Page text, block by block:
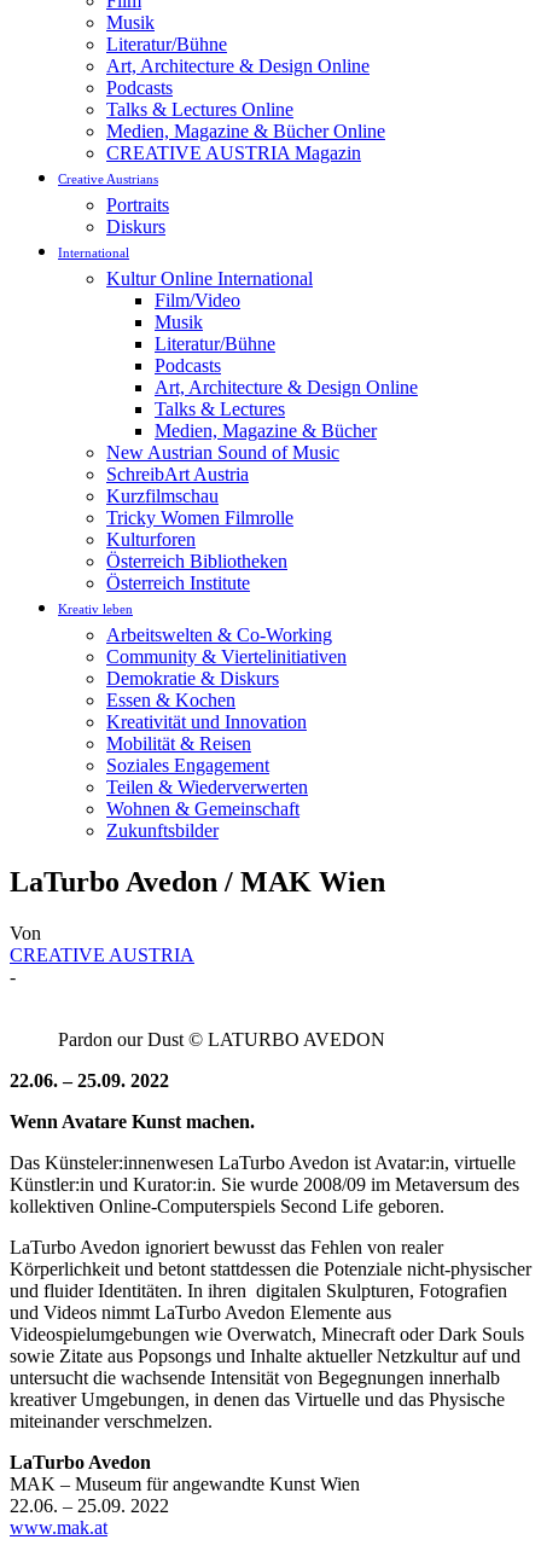
Musik
Literatur/Bühne
Art, Architecture & Design Online
Podcasts
Talks & Lectures Online
Medien, Magazine & Bücher Online
CREATIVE AUSTRIA Magazin
Creative Austrians
Portraits
Diskurs
International
Kultur Online International
Film/Video
Musik
Literatur/Bühne
Podcasts
Art, Architecture & Design Online
Talks & Lectures
Medien, Magazine & Bücher
New Austrian Sound of Music
SchreibArt Austria
Kurzfilmschau
Tricky Women Filmrolle
Kulturforen
Österreich Bibliotheken
Österreich Institute
Kreativ leben
Arbeitswelten & Co-Working
Community & Viertelinitiativen
Demokratie & Diskurs
Essen & Kochen
Kreativität und Innovation
Mobilität & Reisen
Soziales Engagement
Teilen & Wiederverwerten
Wohnen & Gemeinschaft
Zukunftsbilder
LaTurbo Avedon / MAK Wien
Von
CREATIVE AUSTRIA
-
Pardon our Dust © LATURBO AVEDON
22.06. – 25.09. 2022
Wenn Avatare Kunst machen.
Das Künsteler:innenwesen LaTurbo Avedon ist Avatar:in, virtuelle
Künstler:in und Kurator:in. Sie wurde 2008/09 im Metaversum des
kollektiven Online-Computerspiels Second Life geboren.
LaTurbo Avedon ignoriert bewusst das Fehlen von realer
Körperlichkeit und betont stattdessen die Potenziale nicht-physischer
und fluider Identitäten. In ihren digitalen Skulpturen, Fotografien
und Videos nimmt LaTurbo Avedon Elemente aus
Videospielumgebungen wie Overwatch, Minecraft oder Dark Souls
sowie Zitate aus Popsongs und Inhalte aktueller Netzkultur auf und
untersucht die wachsende Intensität von Begegnungen innerhalb
kreativer Umgebungen, in denen das Virtuelle und das Physische
miteinander verschmelzen.
LaTurbo Avedon
MAK – Museum für angewandte Kunst Wien
22.06. – 25.09. 2022
www.mak.at